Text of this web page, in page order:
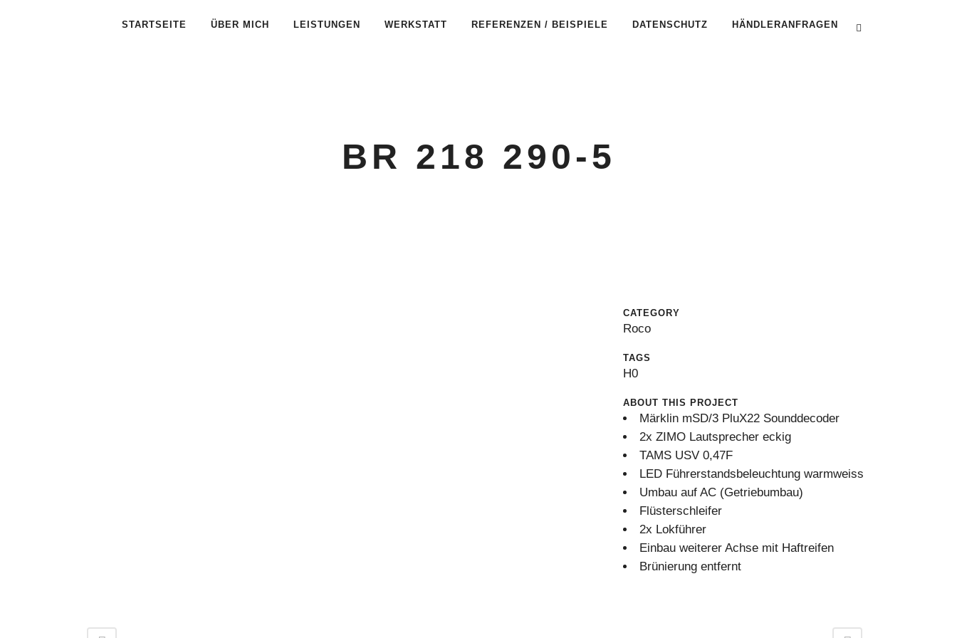
STARTSEITE ÜBER MICH LEISTUNGEN WERKSTATT REFERENZEN / BEISPIELE DATENSCHUTZ HÄNDLERANFRAGEN
BR 218 290-5
CATEGORY
Roco
TAGS
H0
ABOUT THIS PROJECT
Märklin mSD/3 PluX22 Sounddecoder
2x ZIMO Lautsprecher eckig
TAMS USV 0,47F
LED Führerstandsbeleuchtung warmweiss
Umbau auf AC (Getriebumbau)
Flüsterschleifer
2x Lokführer
Einbau weiterer Achse mit Haftreifen
Brünierung entfernt